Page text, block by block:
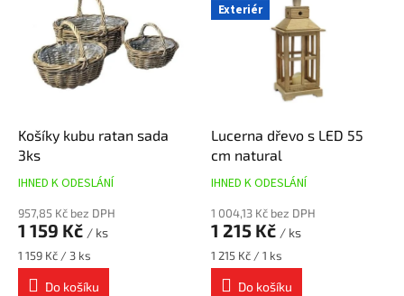
Košíky kubu ratan sada
3ks
IHNED K ODESLÁNÍ
957,85 Kč bez DPH
1 159 Kč / ks
Měrná
cena:
1 159 Kč / 3 ks
Do košíku
Exteriér
Lucerna dřevo s LED 55
cm natural
IHNED K ODESLÁNÍ
1 004,13 Kč bez DPH
1 215 Kč / ks
Měrná
cena:
1 215 Kč / 1 ks
Do košíku